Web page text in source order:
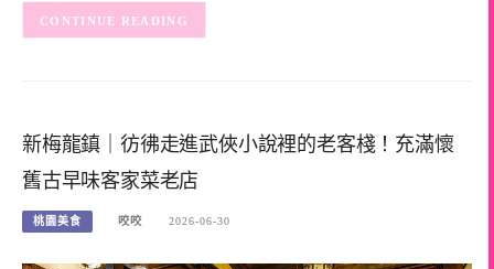
CONTINUE READING
新梅龍鎮｜彷彿走進武俠小說裡的老客棧！充滿懷
舊古早味客家菜老店
桃園美食 咬咬 2026-06-30